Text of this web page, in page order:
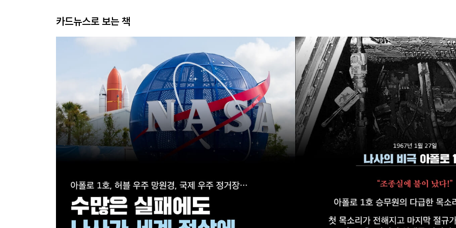
카드뉴스로 보는 책